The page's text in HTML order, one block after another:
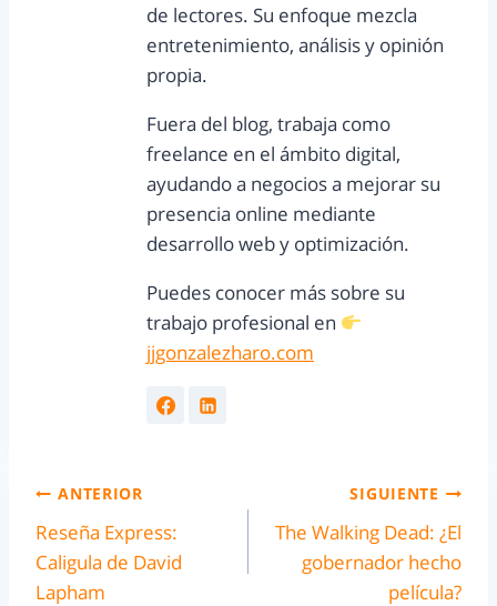
de lectores. Su enfoque mezcla
entretenimiento, análisis y opinión
propia.
Fuera del blog, trabaja como
freelance en el ámbito digital,
ayudando a negocios a mejorar su
presencia online mediante
desarrollo web y optimización.
Puedes conocer más sobre su
trabajo profesional en
jjgonzalezharo.com
ANTERIOR
Reseña Express:
Caligula de David
Lapham
SIGUIENTE
The Walking Dead: ¿El
gobernador hecho
película?